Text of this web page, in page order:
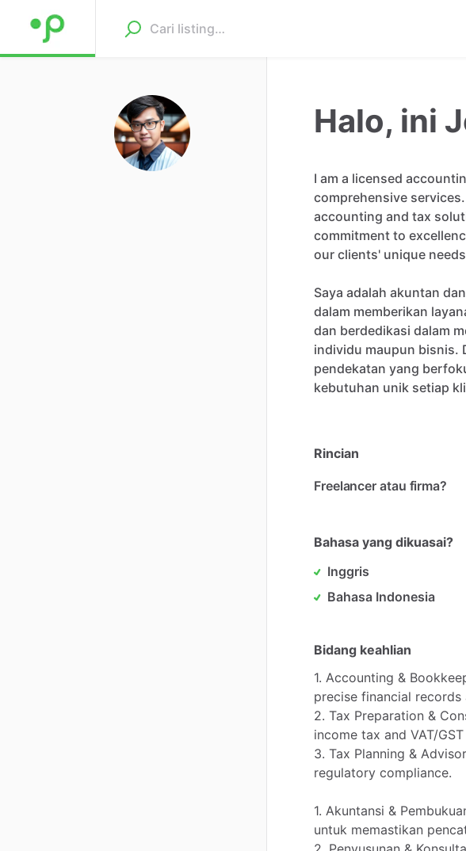
Halo, ini
I am a licensed
comprehensive services.
accounting and tax
commitment to
our clients' unique needs
Saya adalah akuntan dan
dalam memberikan
dan berdedikasi dalam
individu maupun bisnis.
pendekatan yang
kebutuhan unik setiap
Rincian
Freelancer atau firma?
Bahasa yang dikuasai?
Inggris
Bahasa Indonesia
Bidang keahlian
1. Accounting &
precise financial records
2. Tax Preparation &
income tax and VAT​/​GST
3. Tax Planning &
regulatory compliance.
1. Akuntansi &
untuk memastikan